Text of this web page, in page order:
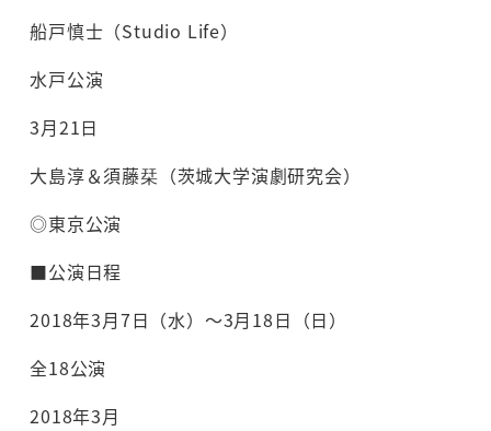
船戸慎士（Studio Life）
水戸公演
3月21日
大島淳＆須藤栞（茨城大学演劇研究会）
◎東京公演
■公演日程
2018年3月7日（水）～3月18日（日）
全18公演
2018年3月